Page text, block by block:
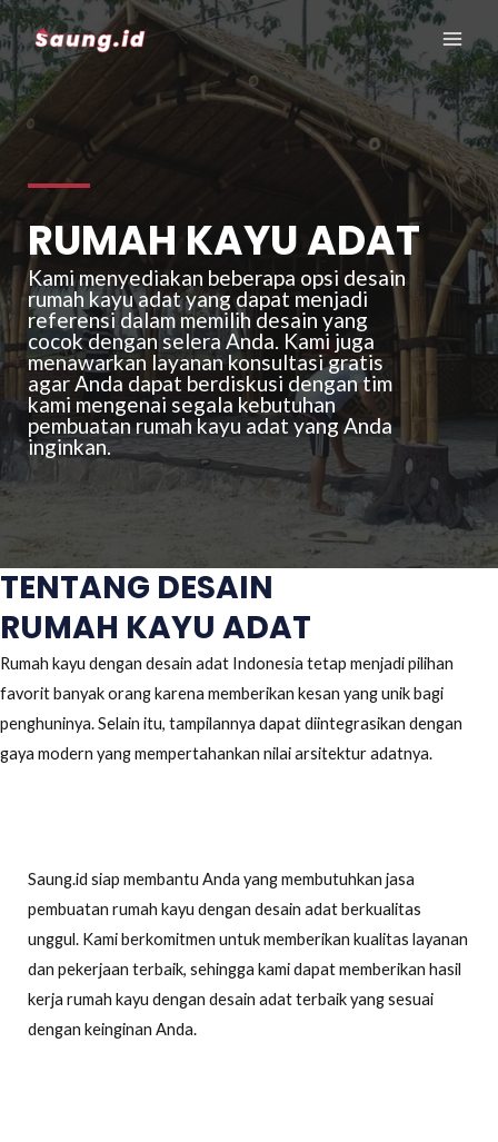
RUMAH KAYU ADAT
Kami menyediakan beberapa opsi desain
rumah kayu adat yang dapat menjadi
referensi dalam memilih desain yang
cocok dengan selera Anda. Kami juga
menawarkan layanan konsultasi gratis
agar Anda dapat berdiskusi dengan tim
kami mengenai segala kebutuhan
pembuatan rumah kayu adat yang Anda
inginkan.
TENTANG DESAIN
RUMAH KAYU ADAT
Rumah kayu dengan desain adat Indonesia tetap menjadi pilihan
favorit banyak orang karena memberikan kesan yang unik bagi
penghuninya. Selain itu, tampilannya dapat diintegrasikan dengan
gaya modern yang mempertahankan nilai arsitektur adatnya.
Saung.id siap membantu Anda yang membutuhkan jasa
pembuatan rumah kayu dengan desain adat berkualitas
unggul. Kami berkomitmen untuk memberikan kualitas layanan
dan pekerjaan terbaik, sehingga kami dapat memberikan hasil
kerja rumah kayu dengan desain adat terbaik yang sesuai
dengan keinginan Anda.